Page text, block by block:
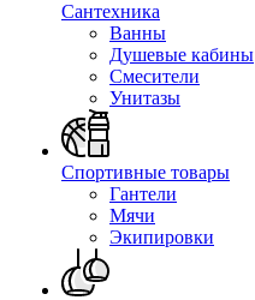
Сантехника
Ванны
Душевые кабины
Смесители
Унитазы
Спортивные товары
Гантели
Мячи
Экипировки